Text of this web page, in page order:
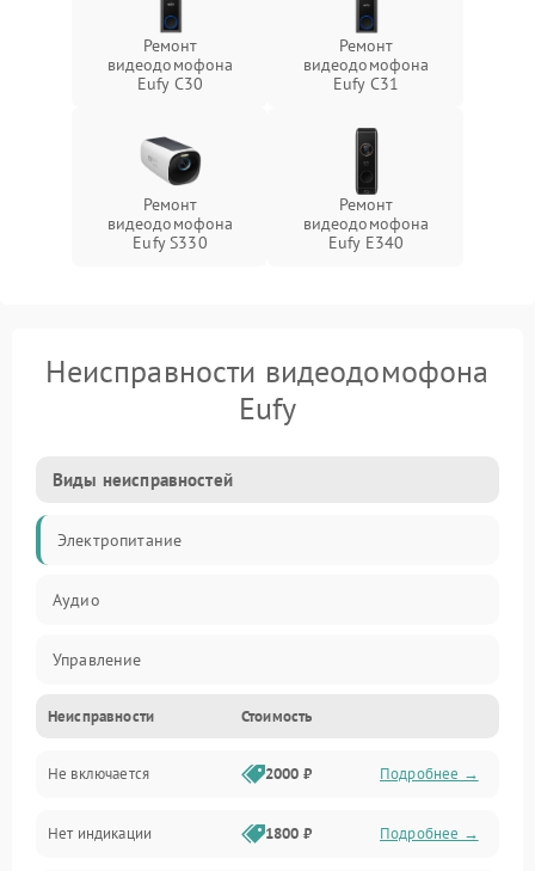
Ремонт
видеодомофона
Eufy C30
Ремонт
видеодомофона
Eufy C31
Ремонт
видеодомофона
Eufy S330
Ремонт
видеодомофона
Eufy E340
Неисправности видеодомофона
Eufy
Виды неисправностей
Электропитание
Аудио
Управление
Аудио/Связь
Неисправности Стоимость
Не включается 2000 ₽ Подробнее →
Нет индикации 1800 ₽ Подробнее →